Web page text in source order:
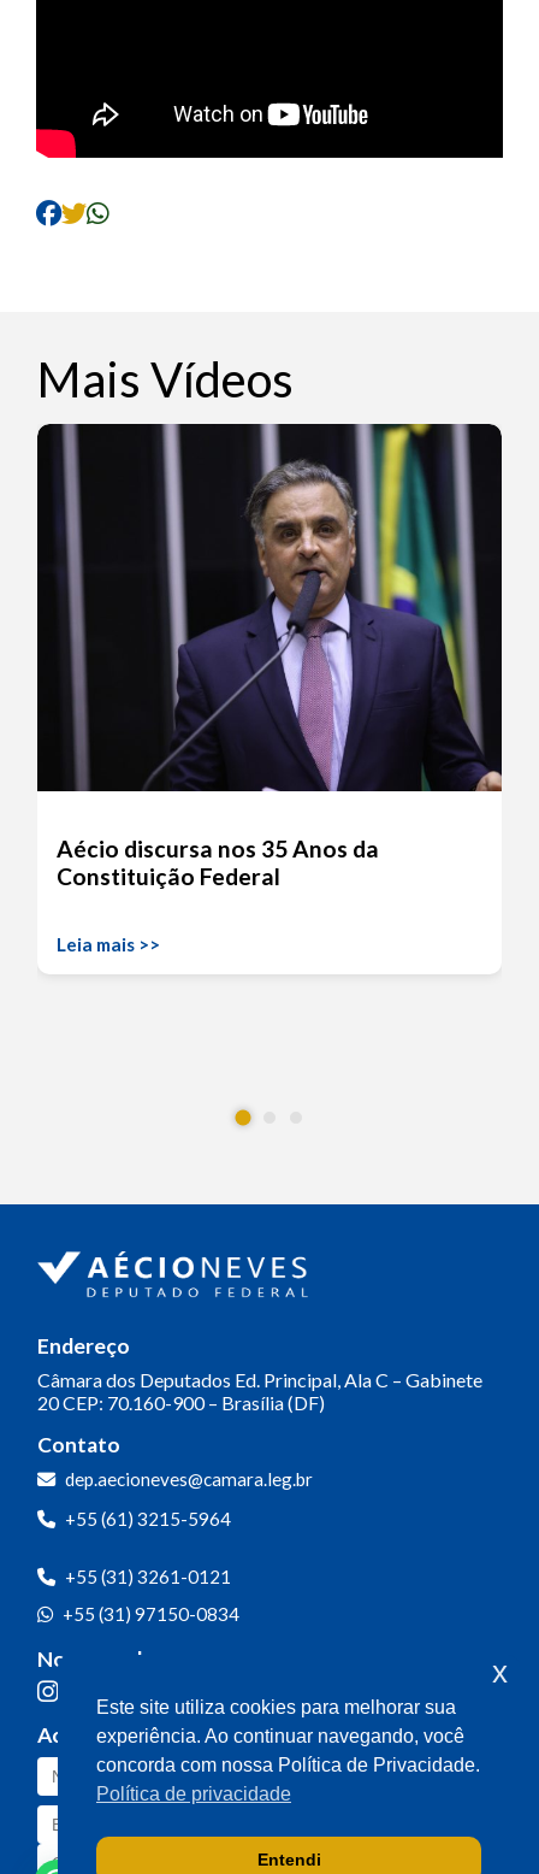
Mais Vídeos
Aécio discursa nos 35 Anos da
Constituição Federal
Leia mais >>
Endereço
Câmara dos Deputados Ed. Principal, Ala C – Gabinete
20CEP: 70.160-900 – Brasília (DF)
Contato
dep.aecioneves@camara.leg.br
+55 (61) 3215-5964
+55 (31) 3261-0121
+55 (31) 97150-0834
Nossas redes
Acompanhe o meu mandato
Este site utiliza cookies para melhorar sua
experiência. Ao continuar navegando, você
concorda com nossa Política de Privacidade.
Política de privacidade
Entendi
x